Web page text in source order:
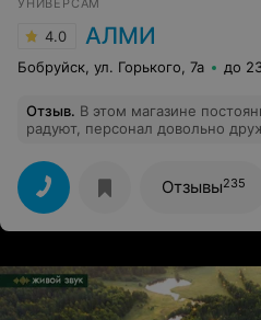
УНИВЕРСАМ
4.0 АЛМИ
Бобруйск, ул. Горького, 7а до
Отзыв. В этом магазине
радуют, персонал довольно
смешно...Капуста и курица,
другое название.
Отзывы235